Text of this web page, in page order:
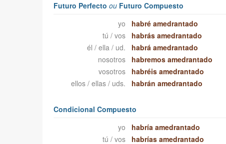
Futuro Perfecto ouFuturo Compuesto
yo
habré amedrantado
tú / vos
habrás amedrantado
él / ella / ud.
habrá amedrantado
nosotros
habremos amedrantado
vosotros
habréis amedrantado
ellos / ellas / uds.
habrán amedrantado
Condicional Compuesto
yo
habría amedrantado
tú / vos
habrías amedrantado